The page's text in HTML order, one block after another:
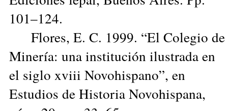
101–124.
Flores, E. C. 1999. “El Colegio de
Minería: una institución ilustrada en
el siglo xviii Novohispano”, en
Estudios de Historia Novohispana,